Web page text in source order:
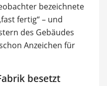
bezeichnete
fertig“ – und
des Gebäudes
Anzeichen für
besetzt